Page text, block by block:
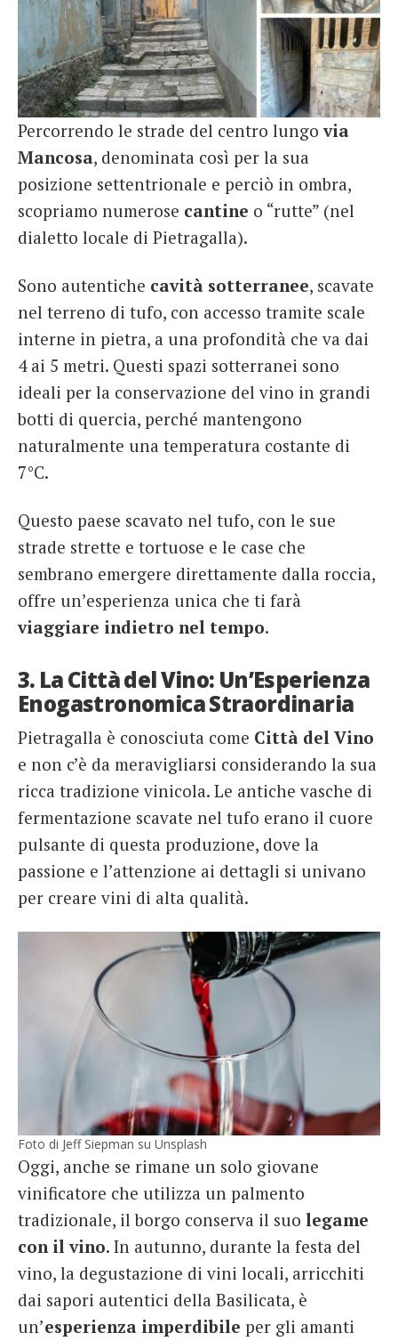
Percorrendo le strade del centro lungovia
Mancosa, denominata così per la sua
posizione settentrionale e perciò in ombra,
scopriamo numerose cantine o “rutte” (nel
dialetto locale di Pietragalla).
Sono autentiche cavità sotterranee, scavate
nel terreno di tufo, con accesso tramite scale
interne in pietra, a una profondità che va dai
4 ai 5 metri. Questi spazi sotterranei sono
ideali per la conservazione del vino in grandi
botti di quercia, perché mantengono
naturalmente una temperatura costante di
7°C.
Questo paese scavato nel tufo, con le sue
strade strette e tortuose e le case che
sembrano emergere direttamente dalla roccia,
offre un’esperienza unica che ti farà
viaggiare indietro nel tempo.
3. La Città del Vino: Un’Esperienza
Enogastronomica Straordinaria
Pietragalla è conosciuta come Città del Vino
e non c’è da meravigliarsi considerando la sua
ricca tradizione vinicola. Le antiche vasche di
fermentazione scavate nel tufo erano il cuore
pulsante di questa produzione, dove la
passione e l’attenzione ai dettagli si univano
per creare vini di alta qualità.
Foto di Jeff Siepman su Unsplash
Oggi, anche se rimane un solo giovane
vinificatore che utilizza un palmento
tradizionale, il borgo conserva il suo legame
con il vino. In autunno, durante la festa del
vino, la degustazione di vini locali, arricchiti
dai sapori autentici della Basilicata, è
un’esperienza imperdibile per gli amanti